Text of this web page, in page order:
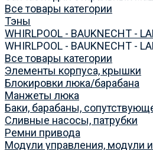
Все товары категории
Тэны
WHIRLPOOL - BAUKNECHT -
WHIRLPOOL - BAUKNECHT -
Все товары категории
Элементы корпуса, крышки
Блокировки люка/барабана
Манжеты люка
Баки, барабаны,
Сливные насосы, патрубки
Ремни привода
Модули управления, модули